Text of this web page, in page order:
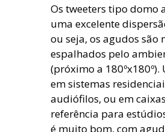
Os tweeters tipo domo
uma excelente
ou seja, os agudos são
espalhados pelo
(próximo a
em sistemas
audiófilos, ou em
referência para
é muito bom, com